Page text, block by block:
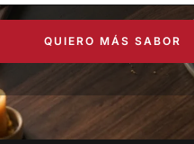
QUIERO MÁS SABOR